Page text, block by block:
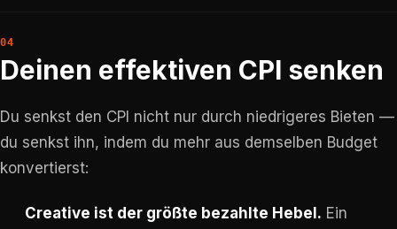
Deinen effektiven CPI senken
Du senkst den CPI nicht nur durch niedrigeres Bieten —
du senkst ihn, indem du mehr aus demselben Budget
konvertierst:
Creative ist der größte bezahlte Hebel. Ein